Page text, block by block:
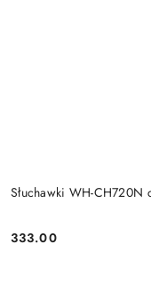
Słuchawki WH-CH720N
Price:
333.00